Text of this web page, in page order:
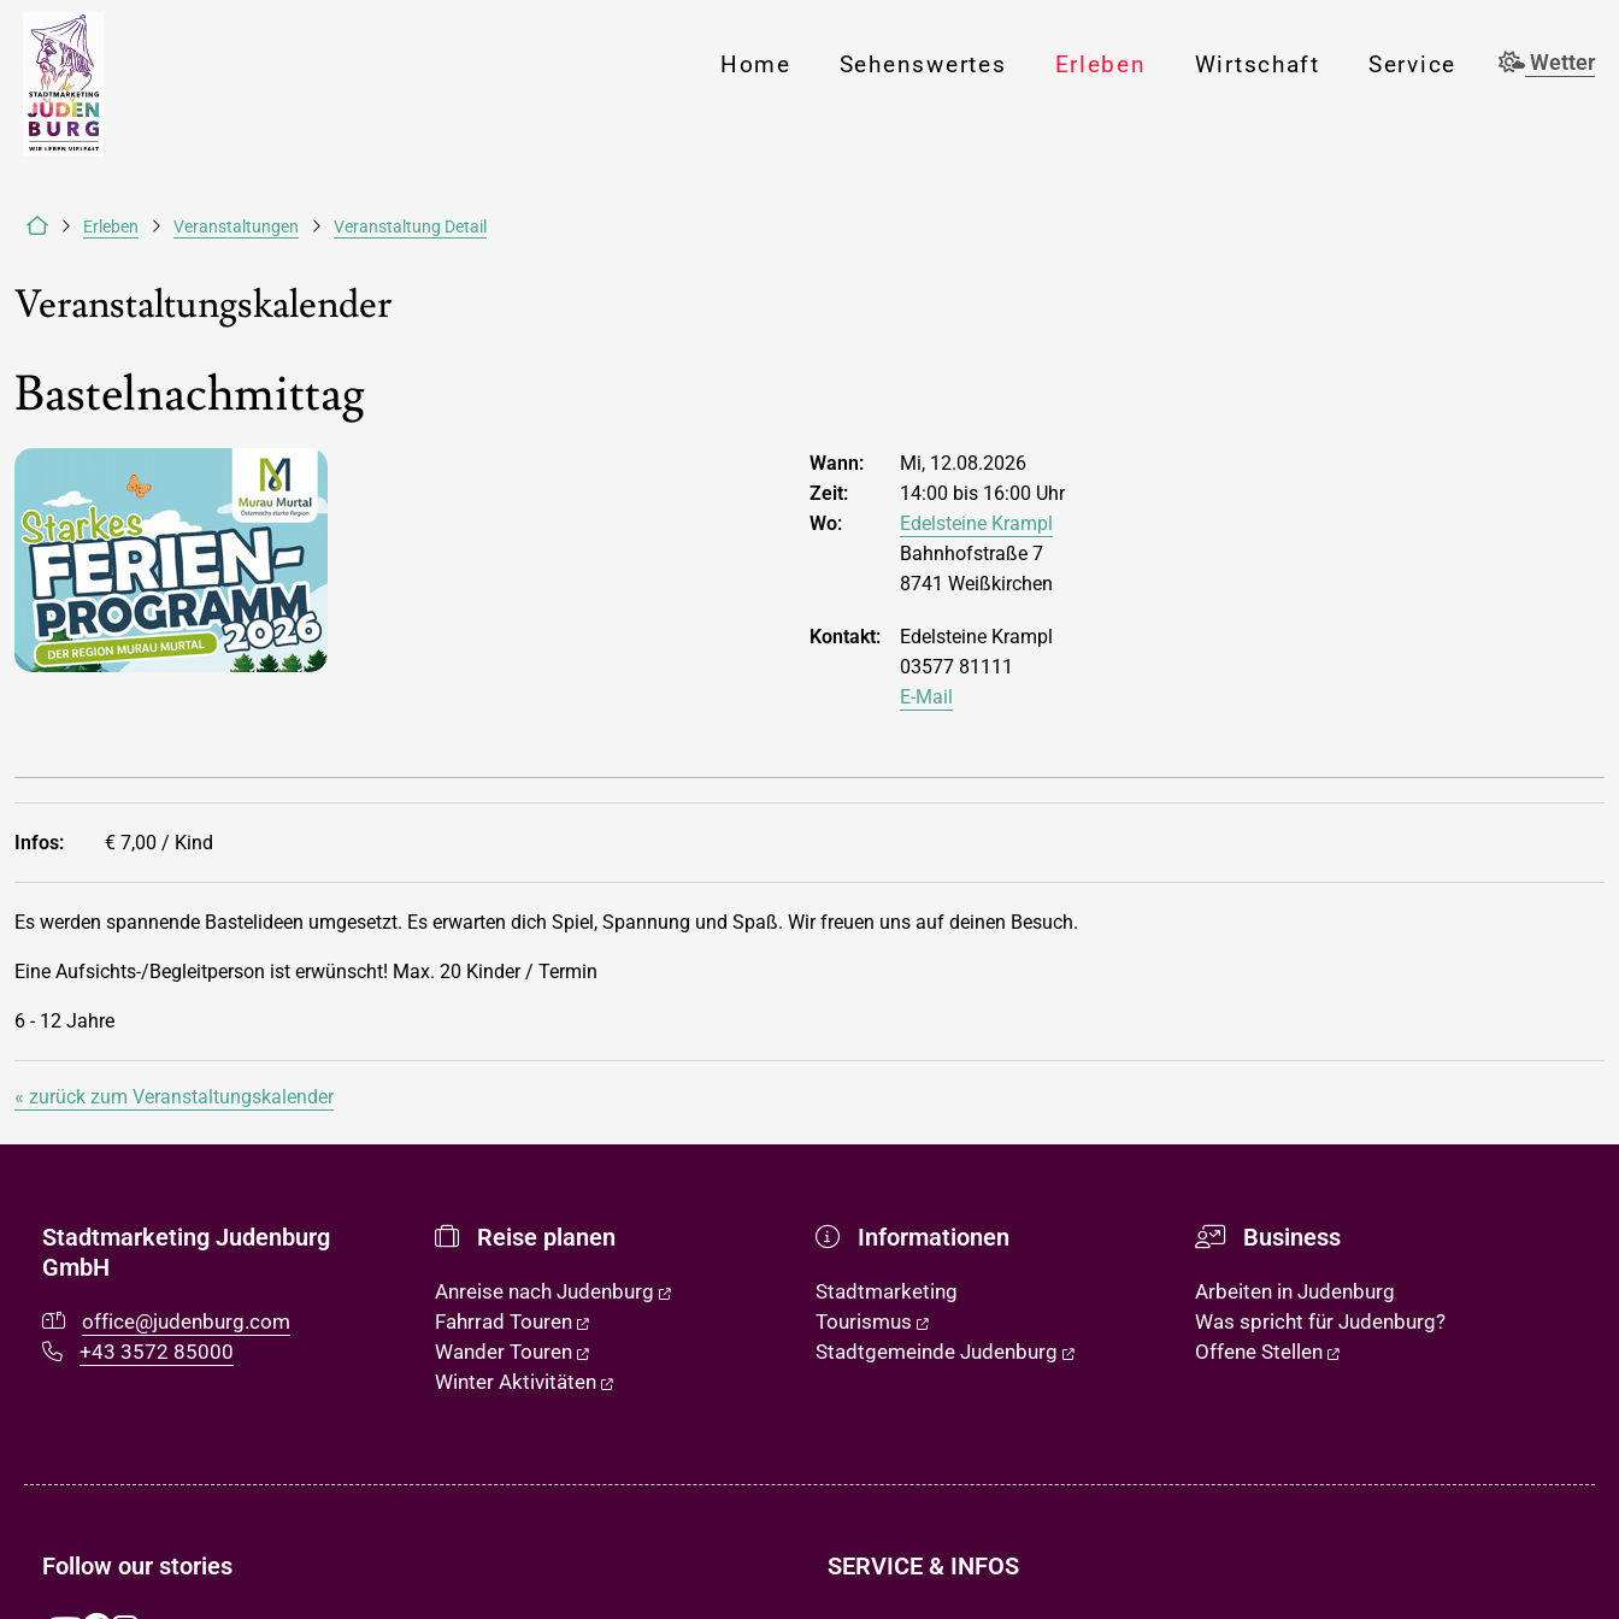
Wetter
Home Sehenswertes Erleben Wirtschaft Service
Erleben Veranstaltungen Veranstaltung Detail
Veranstaltungskalender
Bastelnachmittag
Wann:
Mi, 12.08.2026
Zeit:
14:00 bis 16:00 Uhr
Wo:
Edelsteine Krampl
Bahnhofstraße 7
8741 Weißkirchen
Kontakt:
Edelsteine Krampl
03577 81111
E-Mail
Infos: € 7,00 / Kind
Es werden spannende Bastelideen umgesetzt. Es erwarten dich Spiel, Spannung und Spaß. Wir freuen uns auf deinen Besuch.
Eine Aufsichts-/Begleitperson ist erwünscht! Max. 20 Kinder / Termin
6 - 12 Jahre
« zurück zum Veranstaltungskalender
Stadtmarketing Judenburg
GmbH
office@judenburg.com
+43 3572 85000
Reise planen
Anreise nach Judenburg
Fahrrad Touren
Wander Touren
Winter Aktivitäten
Informationen
Stadtmarketing
Tourismus
Stadtgemeinde Judenburg
Business
Arbeiten in Judenburg
Was spricht für Judenburg?
Offene Stellen
Follow our stories SERVICE & INFOS